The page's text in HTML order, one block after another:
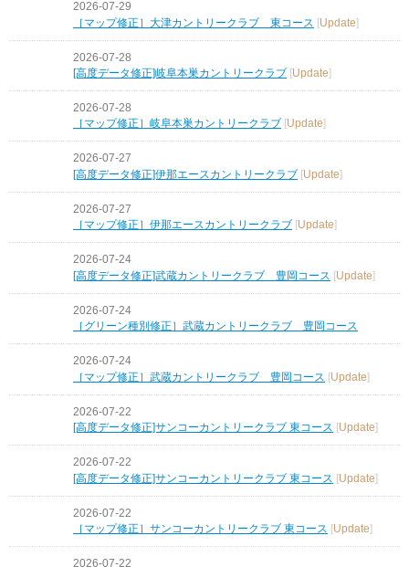
2026-07-29
［マップ修正］大津カントリークラブ 東コース [Update]
2026-07-28
[高度データ修正]岐阜本巣カントリークラブ [Update]
2026-07-28
［マップ修正］岐阜本巣カントリークラブ
Update
2026-07-27
[高度データ修正]伊那エースカントリークラブ [Update]
2026-07-27
［マップ修正］伊那エースカントリークラブ
Update
2026-07-24
[高度データ修正]武蔵カントリークラブ 豊岡コース [Update]
2026-07-24
［グリーン種別修正］武蔵カントリークラブ 豊岡コース
2026-07-24
［マップ修正］武蔵カントリークラブ 豊岡コース [Update]
2026-07-22
[高度データ修正]サンコーカントリークラブ 東コース [Update]
2026-07-22
[高度データ修正]サンコーカントリークラブ 東コース [Update]
2026-07-22
［マップ修正］サンコーカントリークラブ 東コース [Update]
2026-07-22